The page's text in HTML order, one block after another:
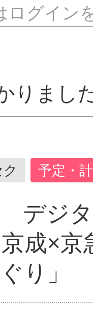
ログイン
りまし
予定・
デジ
成×
り」